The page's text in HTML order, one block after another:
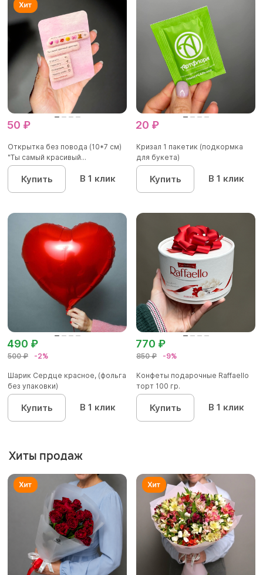
50 ₽
Открытка без повода (10*7 см)
"Ты самый красивый...
Купить В 1 клик
20 ₽
Кризал 1 пакетик (подкормка
для букета)
Купить В 1 клик
500 ₽ -2%
490 ₽
Шарик Сердце красное, (фольга
без упаковки)
Купить В 1 клик
850 ₽ -9%
770 ₽
Конфеты подарочные Raffaello
торт 100 гр.
Купить В 1 клик
Хиты продаж